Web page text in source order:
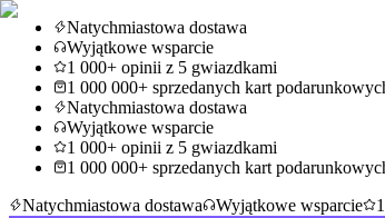
Natychmiastowa dostawa
Wyjątkowe wsparcie
1 000+ opinii z 5 gwiazdkami
1 000 000+ sprzedanych kart
Natychmiastowa dostawa
Wyjątkowe wsparcie
1 000+ opinii z 5 gwiazdkami
1 000 000+ sprzedanych kart
Natychmiastowa dostawa
Wyjątkowe wsparcie